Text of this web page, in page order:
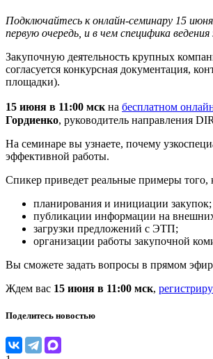
Подключайтесь к онлайн-семинару 15
первую очередь, и в чем специфика
Закупочную деятельность крупных
согласуется конкурсная документация,
площадки).
15 июня в 11:00 мск на бесплатном
Гордиенко, руководитель направления
На семинаре вы узнаете, почему
эффективной работы.
Спикер приведет реальные примеры
планирования и инициации закупок;
публикации информации на
загрузки предложений с ЭТП;
организации работы закупочной
Вы сможете задать вопросы в прямом
Ждем вас 15 июня в 11:00 мск,
Поделитесь новостью